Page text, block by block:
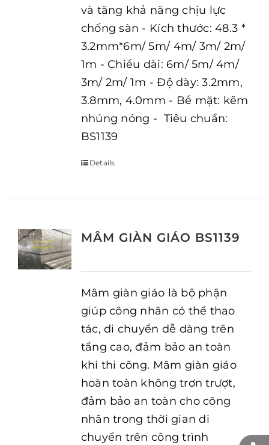
và tăng khả năng chịu lực
chống sàn - Kích thước: 48.3 *
3.2mm*6m/ 5m/ 4m/ 3m/ 2m/
1m - Chiều dài: 6m/ 5m/ 4m/
3m/ 2m/ 1m - Độ dày: 3.2mm,
3.8mm, 4.0mm - Bề mặt: kẽm
nhúng nóng - Tiêu chuẩn:
BS1139
Details
MÂM GIÀN GIÁO BS1139
Mâm giàn giáo là bộ phận
giúp công nhân có thể thao
tác, di chuyển dễ dàng trên
tầng cao, đảm bảo an toàn
khi thi công. Mâm giàn giáo
hoàn toàn không trơn trượt,
đảm bảo an toàn cho công
nhân trong thời gian di
chuyển trên công trình